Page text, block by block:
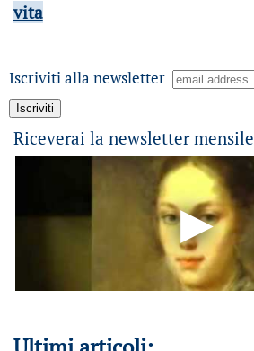
vita
Iscriviti alla newsletter
Riceverai la newsletter mensile